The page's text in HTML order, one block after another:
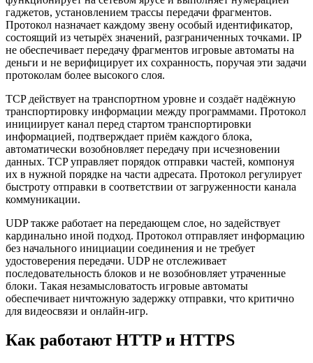
гаджетов, установлением трассы передачи фрагментов.
Протокол назначает каждому звену особый идентификатор,
состоящий из четырёх значений, разграниченных точками. IP
не обеспечивает передачу фрагментов игровые автоматы на
деньги и не верифицирует их сохранность, поручая эти задачи
протоколам более высокого слоя.
TCP действует на транспортном уровне и создаёт надёжную
транспортировку информации между программами. Протокол
инициирует канал перед стартом транспортировки
информацией, подтверждает приём каждого блока,
автоматически возобновляет передачу при исчезновении
данных. TCP управляет порядок отправки частей, компонуя
их в нужной порядке на части адресата. Протокол регулирует
быстроту отправки в соответствии от загруженности канала
коммуникации.
UDP также работает на передающем слое, но задействует
кардинально иной подход. Протокол отправляет информацию
без начального инициации соединения и не требует
удостоверения передачи. UDP не отслеживает
последовательность блоков и не возобновляет утраченные
блоки. Такая незамысловатость игровые автоматы
обеспечивает ничтожную задержку отправки, что критично
для видеосвязи и онлайн-игр.
Как работают HTTP и HTTPS